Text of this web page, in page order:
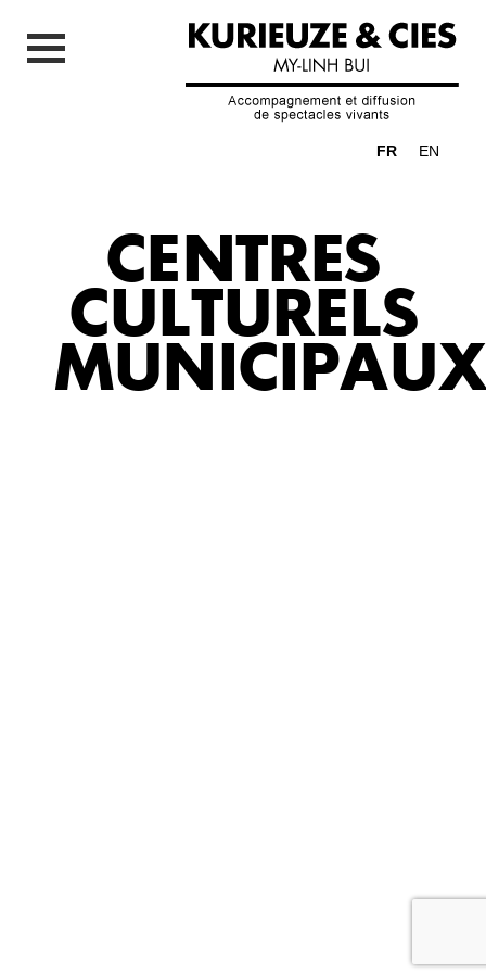
FR EN
CENTRES
CULTURELS